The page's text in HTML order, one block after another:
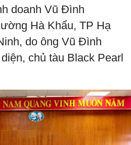
doanh Vũ Đình
Hà Khẩu, TP Hạ
do ông Vũ Đình
chủ tàu Black Pearl